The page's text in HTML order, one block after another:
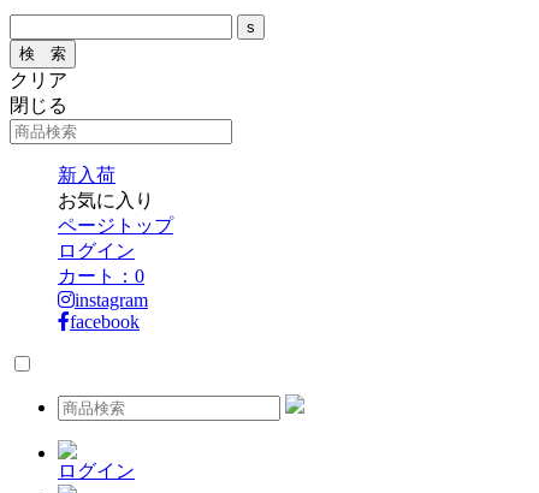
クリア
閉じる
新入荷
お気に入り
ページトップ
ログイン
カート： 0
instagram
facebook
ログイン